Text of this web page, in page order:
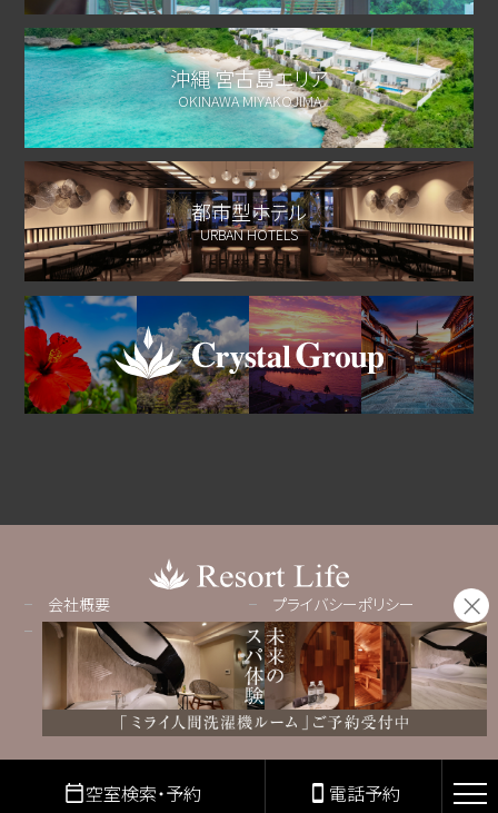
空室検索・予約 電話予約
沖縄 宮古島エリア
OKINAWA MIYAKOJIMA
都市型ホテル
URBAN HOTELS
会社概要
プライバシーポリシー
採用情報
Copyright© Resortlife All rights reserved.